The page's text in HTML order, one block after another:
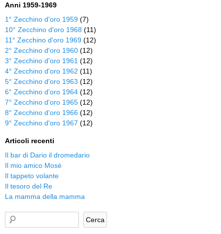
Anni 1959-1969
1° Zecchino d'oro 1959 (7)
10° Zecchino d'oro 1968 (11)
11° Zecchino d'oro 1969 (12)
2° Zecchino d'oro 1960 (12)
3° Zecchino d'oro 1961 (12)
4° Zecchino d'oro 1962 (11)
5° Zecchino d'oro 1963 (12)
6° Zecchino d'oro 1964 (12)
7° Zecchino d'oro 1965 (12)
8° Zecchino d'oro 1966 (12)
9° Zecchino d'oro 1967 (12)
Articoli recenti
Il bar di Dario il dromedario
Il mio amico Mosè
Il tappeto volante
Il tesoro del Re
La mamma della mamma